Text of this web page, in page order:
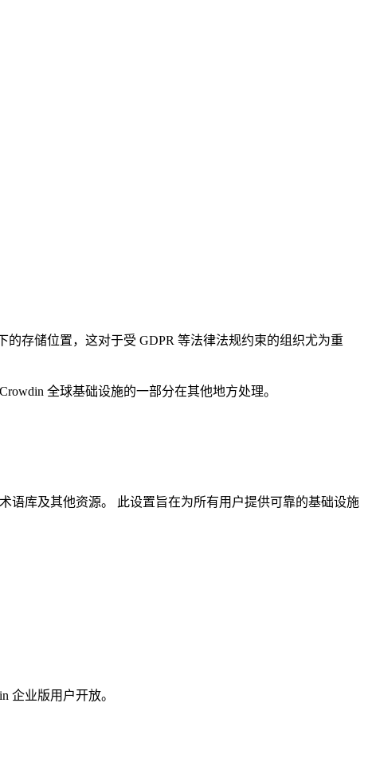
存储位置，这对于受 GDPR 等法律法规约束的组织尤为重
全球基础设施的一部分在其他地方处理。
语库及其他资源。 此设置旨在为所有用户提供可靠的基础设施
企业版用户开放。